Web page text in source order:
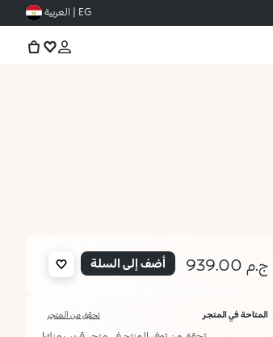
EG | العربية
ج.م 939.00 أضف إلى السلة
المتاحة في المتجر تحقق من المتجر